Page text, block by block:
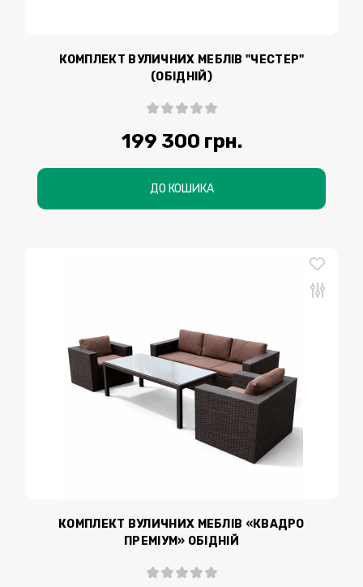
КОМПЛЕКТ ВУЛИЧНИХ МЕБЛІВ "ЧЕСТЕР"
(ОБІДНІЙ)
199 300 грн.
ДО КОШИКА
КОМПЛЕКТ ВУЛИЧНИХ МЕБЛІВ «КВАДРО
ПРЕМІУМ» ОБІДНІЙ